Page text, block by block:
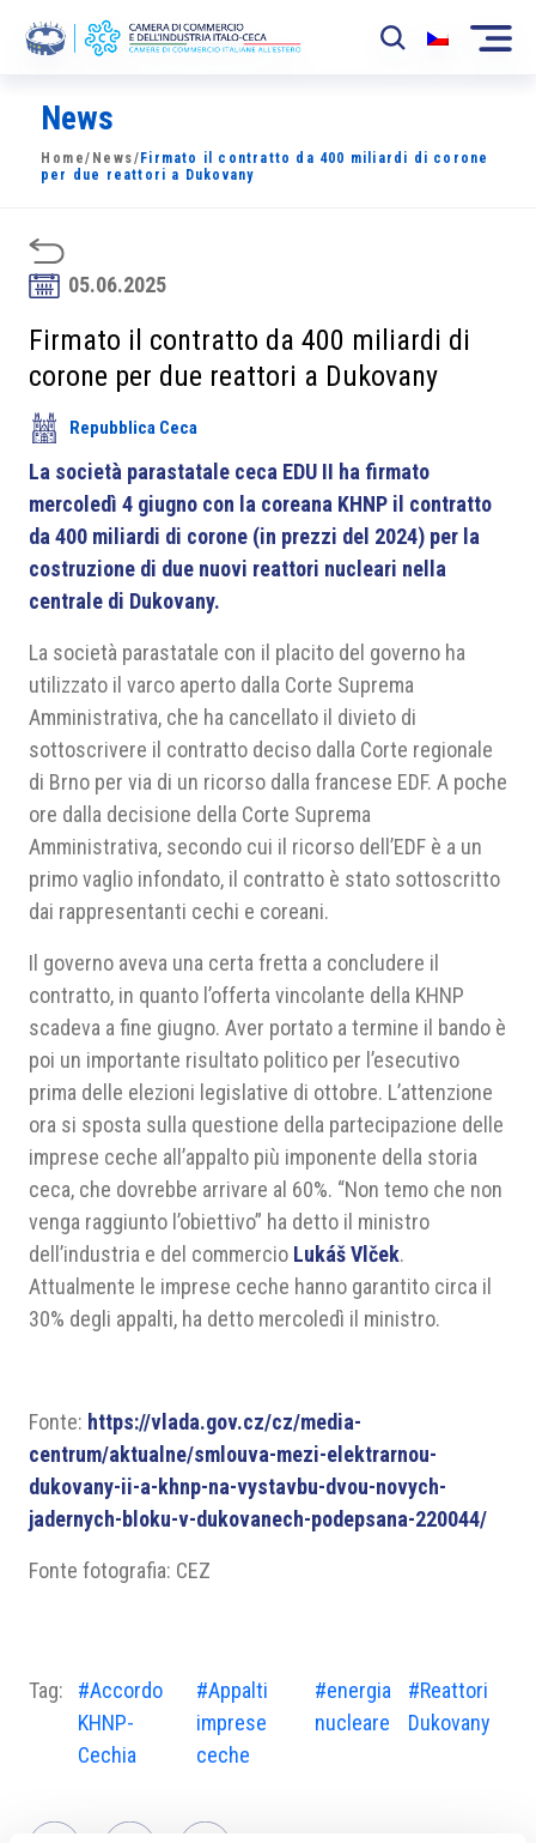
La Camera
News
Sviluppo Mercato
Soci
Partner
Progetti
Area riservata
News
Home/ News/ Firmato il contratto da 400 miliardi di corone
per due reattori a Dukovany
05.06.2025
Firmato il contratto da 400 miliardi di
corone per due reattori a Dukovany
Repubblica Ceca
La società parastatale ceca EDU II ha firmato
mercoledì 4 giugno con la coreana KHNP il contratto
da 400 miliardi di corone (in prezzi del 2024) per la
costruzione di due nuovi reattori nucleari nella
centrale di Dukovany.
La società parastatale con il placito del governo ha
utilizzato il varco aperto dalla Corte Suprema
Amministrativa, che ha cancellato il divieto di
sottoscrivere il contratto deciso dalla Corte regionale
di Brno per via di un ricorso dalla francese EDF. A poche
ore dalla decisione della Corte Suprema
Amministrativa, secondo cui il ricorso dell’EDF è a un
primo vaglio infondato, il contratto è stato sottoscritto
dai rappresentanti cechi e coreani.
Il governo aveva una certa fretta a concludere il
contratto, in quanto l’offerta vincolante della KHNP
scadeva a fine giugno. Aver portato a termine il bando è
poi un importante risultato politico per l’esecutivo
prima delle elezioni legislative di ottobre. L’attenzione
ora si sposta sulla questione della partecipazione delle
imprese ceche all’appalto più imponente della storia
ceca, che dovrebbe arrivare al 60%. “Non temo che non
venga raggiunto l’obiettivo” ha detto il ministro
dell’industria e del commercio Lukáš Vlček.
Attualmente le imprese ceche hanno garantito circa il
30% degli appalti, ha detto mercoledì il ministro.
Fonte: https://vlada.gov.cz/cz/media-
centrum/aktualne/smlouva-mezi-elektrarnou-
dukovany-ii-a-khnp-na-vystavbu-dvou-novych-
jadernych-bloku-v-dukovanech-podepsana-220044/
Fonte fotografia: CEZ
Tag:
#Accordo
KHNP-
Cechia
#Appalti
imprese
ceche
#energia
nucleare
#Reattori
Dukovany